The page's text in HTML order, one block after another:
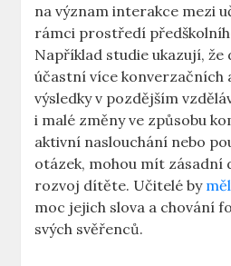
na význam interakce mezi
rámci prostředí​
Například studie ukazují, že⁤
účastní více konverzačních
výsledky v pozdějším
i ⁣malé⁢ změny ve‍ způsobu
aktivní naslouchání nebo
otázek, mohou mít zásadní
rozvoj⁤ dítěte. Učitelé ‍by
moc jejich slova a chování
svých svěřenců.